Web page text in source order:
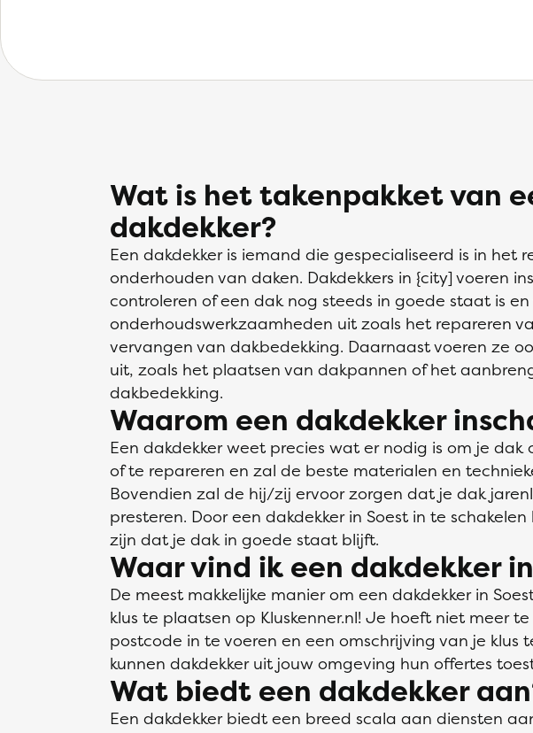
Wat is het takenpakket van
dakdekker?
Een dakdekker is iemand die gespecialiseerd is in het
onderhouden van daken. Dakdekkers in {city] voeren
controleren of een dak nog steeds in goede staat is en
onderhoudswerkzaamheden uit zoals het repareren
vervangen van dakbedekking. Daarnaast voeren ze
uit, zoals het plaatsen van dakpannen of het
dakbedekking.
Waarom een dakdekker
Een dakdekker weet precies wat er nodig is om je
of te repareren en zal de beste materialen en
Bovendien zal de hij/zij ervoor zorgen dat je dak
presteren. Door een dakdekker in Soest in te schakelen
zijn dat je dak in goede staat blijft.
Waar vind ik een dakdekker
De meest makkelijke manier om een dakdekker in
klus te plaatsen op Kluskenner.nl! Je hoeft niet meer
postcode in te voeren en een omschrijving van je klus
kunnen dakdekker uit jouw omgeving hun offertes
Wat biedt een dakdekker
Een dakdekker biedt een breed scala aan diensten